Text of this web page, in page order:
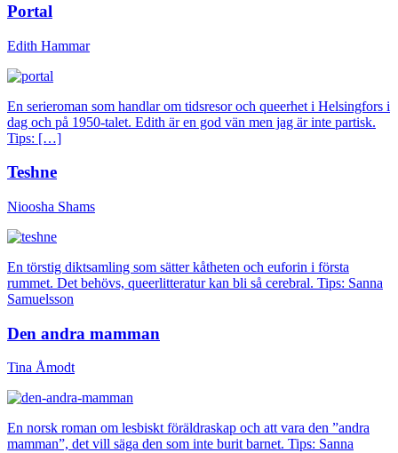
Portal
Edith Hammar
En serieroman som handlar om tidsresor och queerhet i Helsingfors i
dag och på 1950-talet. Edith är en god vän men jag är inte partisk.
Tips: […]
Teshne
Nioosha Shams
En törstig diktsamling som sätter kåtheten och euforin i första
rummet. Det behövs, queerlitteratur kan bli så cerebral. Tips: Sanna
Samuelsson
Den andra mamman
Tina Åmodt
En norsk roman om lesbiskt föräldraskap och att vara den ”andra
mamman”, det vill säga den som inte burit barnet. Tips: Sanna